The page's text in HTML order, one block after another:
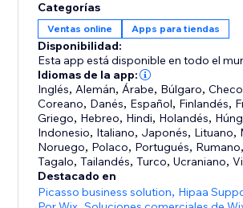
los resultados de los motores de
funciones avanzadas para tiendas y
adaptan a las mejores prácticas de
sitios de eCommerce
- Empieza a vender con la
vende productos de proveedores
del inventario y del cumplimiento
- Vende en cualquier lugar: convierte
Categorías
Ventas online Apps para tiendas
Disponibilidad:
Esta app está disponible en todo el
Idiomas de la app:
Inglés, Alemán, Árabe, Búlgaro,Checo
Coreano, Danés, Español, Finlandés,
Griego, Hebreo, Hindi, Holandés,
Indonesio, Italiano, Japonés, Lituano,
Noruego, Polaco, Portugués, Rumano,
Tagalo,Tailandés,Turco,Ucraniano,
Destacado en
Picasso business solution, Hipaa